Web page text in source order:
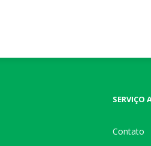
SERVIÇO
Contato